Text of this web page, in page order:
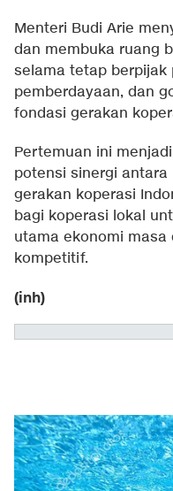
Menteri Budi Arie
dan membuka ruang
selama tetap berpijak
pemberdayaan, dan
fondasi gerakan
Pertemuan ini
potensi sinergi
gerakan koperasi
bagi koperasi lokal
utama ekonomi
kompetitif.
(inh)